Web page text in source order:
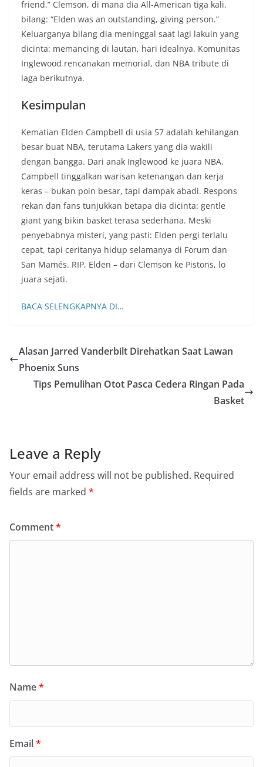
friend.” Clemson, di mana dia All-American tiga kali,
bilang: “Elden was an outstanding, giving person.”
Keluarganya bilang dia meninggal saat lagi lakuin yang
dicinta: memancing di lautan, hari idealnya. Komunitas
Inglewood rencanakan memorial, dan NBA tribute di
laga berikutnya.
Kesimpulan
Kematian Elden Campbell di usia 57 adalah kehilangan
besar buat NBA, terutama Lakers yang dia wakili
dengan bangga. Dari anak Inglewood ke juara NBA,
Campbell tinggalkan warisan ketenangan dan kerja
keras – bukan poin besar, tapi dampak abadi. Respons
rekan dan fans tunjukkan betapa dia dicinta: gentle
giant yang bikin basket terasa sederhana. Meski
penyebabnya misteri, yang pasti: Elden pergi terlalu
cepat, tapi ceritanya hidup selamanya di Forum dan
San Mamés. RIP, Elden – dari Clemson ke Pistons, lo
juara sejati.
BACA SELENGKAPNYA DI…
Alasan Jarred Vanderbilt Direhatkan Saat Lawan
Phoenix Suns
Tips Pemulihan Otot Pasca Cedera Ringan Pada
Basket
Leave a Reply
Your email address will not be published. Required
fields are marked *
Comment*
Name*
Email*